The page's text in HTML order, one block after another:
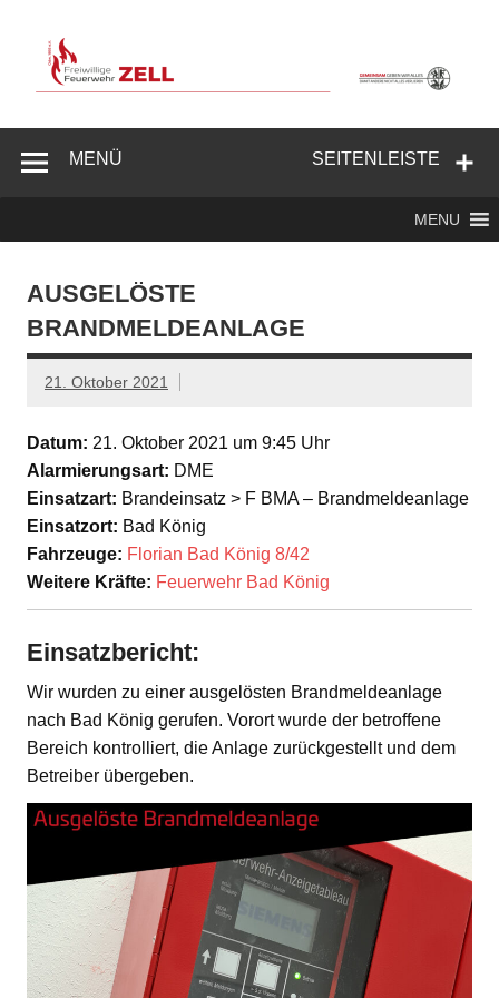
springen
Feuerwehr
SEITENLEISTE
MENÜ
MENU
AUSGELÖSTE
BRANDMELDEANLAGE
21. Oktober 2021
Datum: 21. Oktober 2021 um 9:45 Uhr
Alarmierungsart: DME
Einsatzart: Brandeinsatz > F BMA – Brandmeldeanlage
Einsatzort: Bad König
Fahrzeuge: Florian Bad König 8/42
Weitere Kräfte: Feuerwehr Bad König
Einsatzbericht:
Wir wurden zu einer ausgelösten Brandmeldeanlage
nach Bad König gerufen. Vorort wurde der betroffene
Bereich kontrolliert, die Anlage zurückgestellt und dem
Betreiber übergeben.